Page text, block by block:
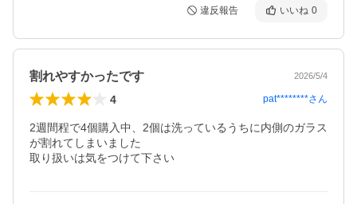
違反報告 いいね 0
割れやすかったです 2026/5/4
4 pat********さん
2週間程で4個購入中、2個は洗っているうちに内側のガラス
が割れてしまいました
取り扱いは気をつけて下さい